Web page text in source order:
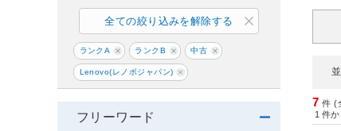
7 件 (
1 件か
全ての絞り込みを解除する
ランクA ランクB 中古
Lenovo(レノボジャパン)
フリーワード